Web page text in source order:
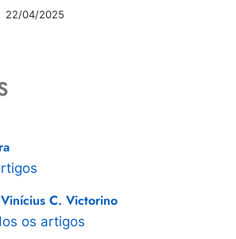
22/04/2025
C. Victorino
os artigos